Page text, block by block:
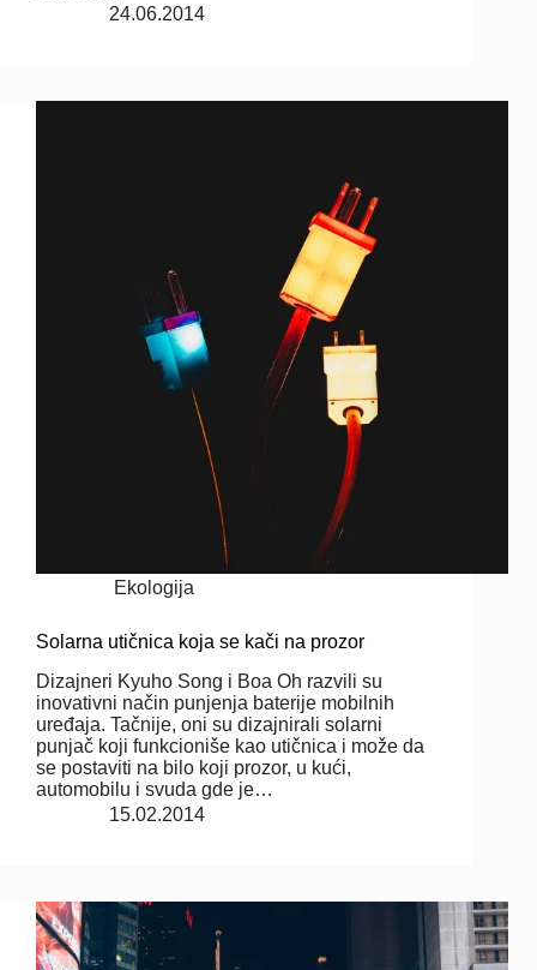
24.06.2014
Ekologija
Solarna utičnica koja se kači na prozor
Dizajneri Kyuho Song i Boa Oh razvili su
inovativni način punjenja baterije mobilnih
uređaja. Tačnije, oni su dizajnirali solarni
punjač koji funkcioniše kao utičnica i može da
se postaviti na bilo koji prozor, u kući,
automobilu i svuda gde je…
15.02.2014